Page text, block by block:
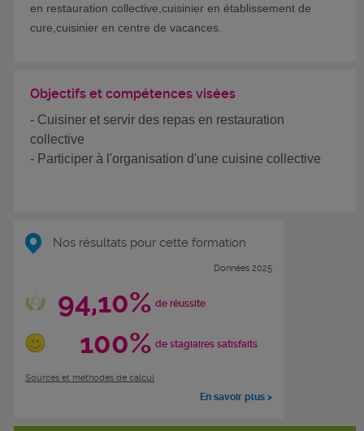
en restauration collective,cuisinier en établissement de
cure,cuisinier en centre de vacances.
Objectifs et compétences visées
- Cuisiner et servir des repas en restauration
collective
- Participer à l'organisation d'une cuisine collective
Nos résultats pour cette formation
Données 2025
94,10% de réussite
100% de stagiaires satisfaits
Sources et méthodes de calcul
En savoir plus >